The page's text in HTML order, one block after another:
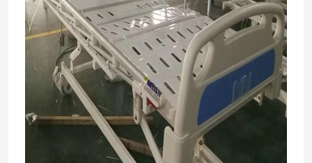
IV ध्रुव सहायक उपकरण
मेडिकल ट्रॉली गाड़ी
अस्पताल का बिस्तर ट्रे टेबल